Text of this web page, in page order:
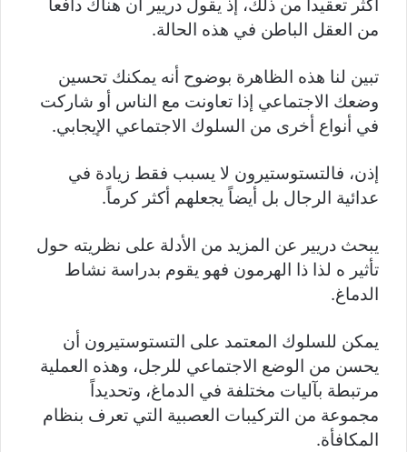
أكثر تعقيداً من ذلك، إذ يقول دريير أن هناك دافعاً
من العقل الباطن في هذه الحالة.
تبين لنا هذه الظاهرة بوضوح أنه يمكنك تحسين
وضعك الاجتماعي إذا تعاونت مع الناس أو شاركت
في أنواع أخرى من السلوك الاجتماعي الإيجابي.
إذن، فالتستوستيرون لا يسبب فقط زيادة في
عدائية الرجال بل أيضاً يجعلهم أكثر كرماً.
يبحث دريير عن المزيد من الأدلة على نظريته حول
تأثير ه لذا ذا الهرمون فهو يقوم بدراسة نشاط
الدماغ.
يمكن للسلوك المعتمد على التستوستيرون أن
يحسن من الوضع الاجتماعي للرجل، وهذه العملية
مرتبطة بآليات مختلفة في الدماغ، وتحديداً
مجموعة من التركيبات العصبية التي تعرف بنظام
المكافأة.